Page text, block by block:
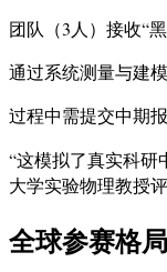
团队（3人）接收“
通过系统测量与建
过程中需提交中期
“这模拟了真实科研
大学实验物理教授评
全球参赛格